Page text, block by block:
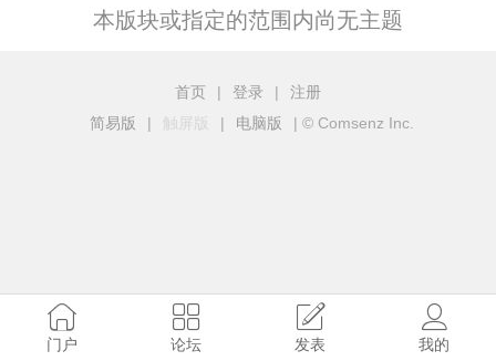
本版块或指定的范围内尚无主题
首页 | 登录 |
注册
简易版
| 触屏版 | 电脑版 | © Comsenz Inc.
门户 论坛 发表 我的